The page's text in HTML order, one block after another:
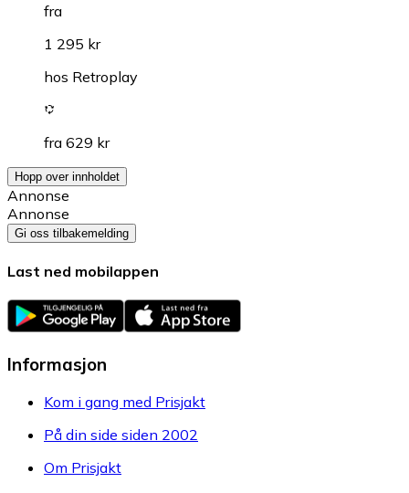
fra
1 295 kr
hos Retroplay
fra 629 kr
Hopp over innholdet
Annonse
Annonse
Gi oss tilbakemelding
Last ned mobilappen
Informasjon
Kom i gang med Prisjakt
På din side siden 2002
Om Prisjakt